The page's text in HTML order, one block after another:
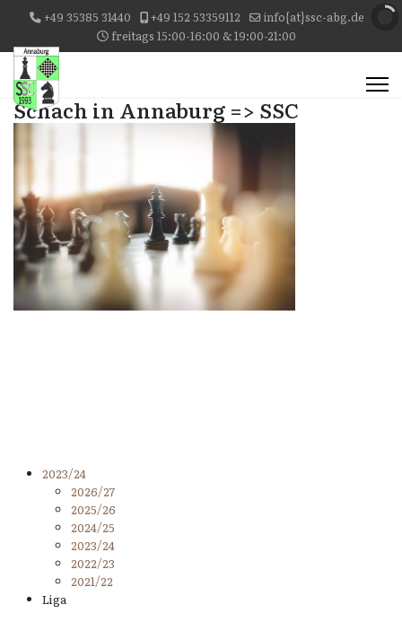
+49 35385 31440 +49 152 53359112
info{at}ssc-abg.de
freitags 15:00-16:00 & 19:00-21:00
Schach in Annaburg => SSC
2023/24
2026/27
2025/26
2024/25
2023/24
2022/23
2021/22
Liga